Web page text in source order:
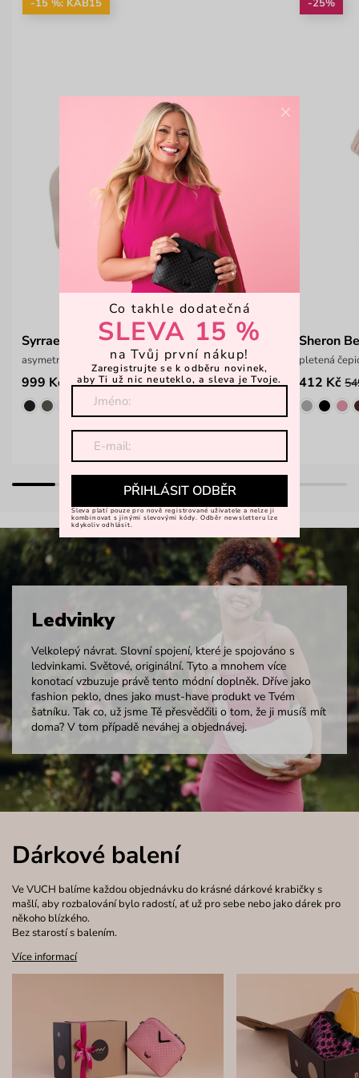
-15 %: KAB15
Syrrael Beige
asymetrická kabelka na rameno
999 Kč
-25%
Sheron
pletená
412 Kč
Ledvinky
Velkolepý návrat. Slovní spojení, které je spojováno s
ledvinkami. Světové, originální. Tyto a mnohem více
konotací vzbuzuje právě tento módní doplněk. Dříve jako
fashion peklo, dnes jako must-have produkt ve Tvém
šatníku. Tak co, už jsme Tě přesvědčili o tom, že ji musíš mít
doma? V tom případě neváhej a objednávej.
Dárkové balení
Ve VUCH balíme každou objednávku do krásné dárkové krabičky s
mašlí, aby rozbalování bylo radostí, ať už pro sebe nebo jako dárek pro
někoho blízkého.
Bez starostí s balením.
Více informací
×
Co takhle dodatečná
SLEVA 15 %
na Tvůj první nákup!
Zaregistrujte se k odběru novinek,
aby Ti už nic neuteklo, a sleva je Tvoje.
PŘIHLÁSIT ODBĚR
Sleva platí pouze pro nově registrované uživatele a nelze ji
kombinovat s jinými slevovými kódy. Odběr newsletteru lze
kdykoliv odhlásit.